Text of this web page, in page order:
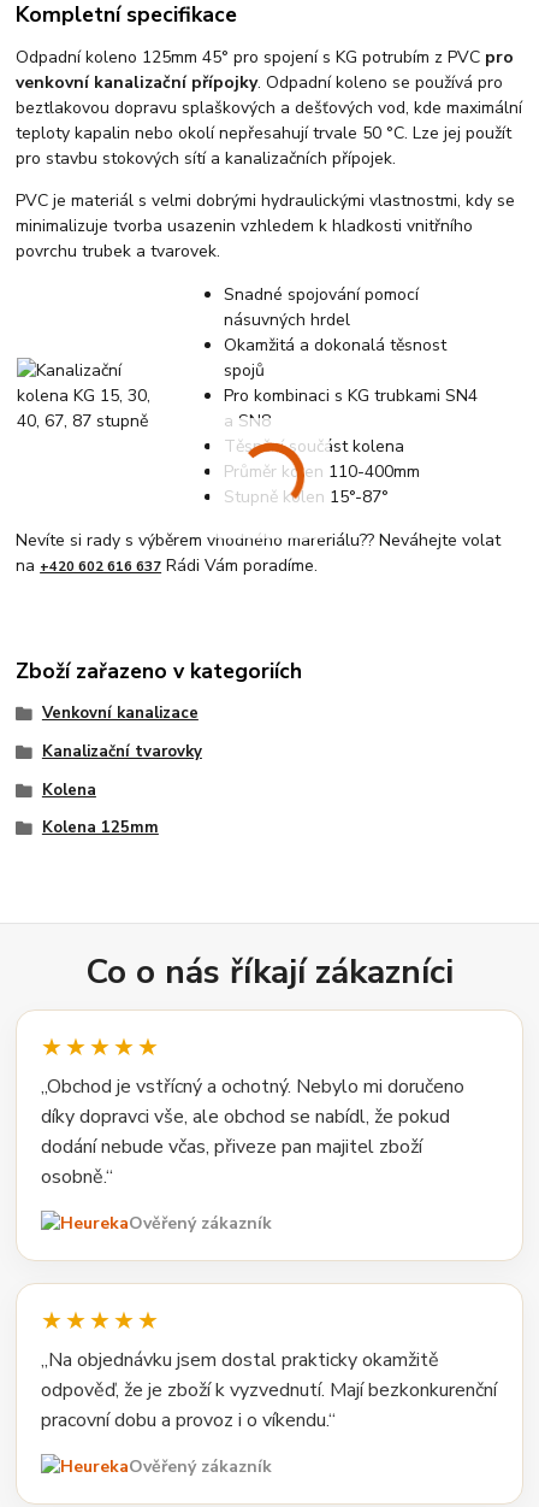
Kompletní specifikace
Odpadní koleno 125mm 45° pro spojení s KG potrubím z PVC pro
venkovní kanalizační přípojky. Odpadní koleno se používá pro
beztlakovou dopravu splaškových a dešťových vod, kde maximální
teploty kapalin nebo okolí nepřesahují trvale 50 °C. Lze jej použít
pro stavbu stokových sítí a kanalizačních přípojek.
PVC je materiál s velmi dobrými hydraulickými vlastnostmi, kdy se
minimalizuje tvorba usazenin vzhledem k hladkosti vnitřního
povrchu trubek a tvarovek.
Snadné spojování pomocí
násuvných hrdel
Okamžitá a dokonalá těsnost
spojů
Pro kombinaci s KG trubkami SN4
a SN8
Těsnění součást kolena
Průměr kolen 110-400mm
Stupně kolen 15°-87°
Nevíte si rady s výběrem vhodného mareriálu?? Neváhejte volat
na +420 602 616 637 Rádi Vám poradíme.
Zboží zařazeno v kategoriích
Venkovní kanalizace
Kanalizační tvarovky
Kolena
Kolena 125mm
Co o nás říkají zákazníci
★★★★★
„Obchod je vstřícný a ochotný. Nebylo mi doručeno
díky dopravci vše, ale obchod se nabídl, že pokud
dodání nebude včas, přiveze pan majitel zboží
osobně.“
Ověřený zákazník
★★★★★
„Na objednávku jsem dostal prakticky okamžitě
odpověď, že je zboží k vyzvednutí. Mají bezkonkurenční
pracovní dobu a provoz i o víkendu.“
Ověřený zákazník